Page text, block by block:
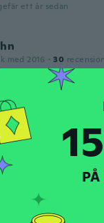
ett år sedan
med 2016 · 30
ett år sedan
Gick med 2018 67
ett år sedan
med 2017
ett år sedan